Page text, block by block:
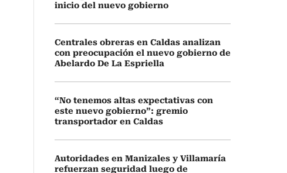
inicio del nuevo gobierno
Centrales obreras en Caldas analizan
con preocupación el nuevo gobierno de
Abelardo De La Espriella
“No tenemos altas expectativas con
este nuevo gobierno”: gremio
transportador en Caldas
Autoridades en Manizales y Villamaría
refuerzan seguridad luego de